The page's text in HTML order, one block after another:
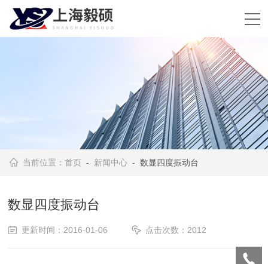
当前位置：首页 - 新闻中心 - 数显四度振动台
数显四度振动台
更新时间：2016-01-06 点击次数：2012